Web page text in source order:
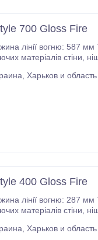
700 Gloss Fire
Харьков и область
400 Gloss Fire
Харьков и область